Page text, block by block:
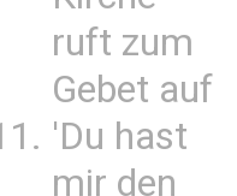
ruft zum
Gebet auf
'Du hast
mir den